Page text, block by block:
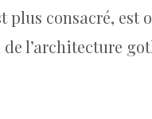
plus consacré, est
de l’architecture